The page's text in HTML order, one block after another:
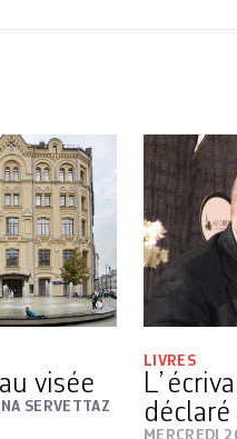
visée
SERVETTAZ
LIVRES
L’
MERCREDI